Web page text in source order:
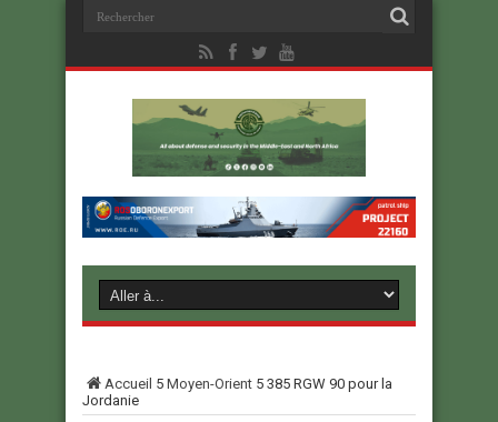
Accueil 5 Moyen-Orient 5 385 RGW 90 pour la
Jordanie